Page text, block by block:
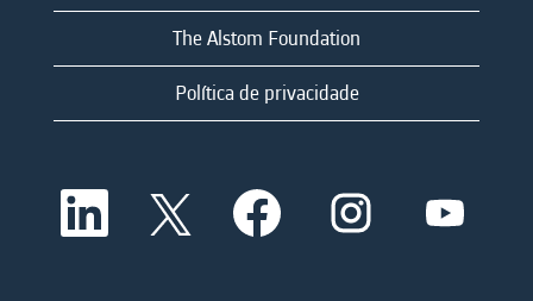
The Alstom Foundation
Política de privacidade
A
r
A
b
r
A
b b